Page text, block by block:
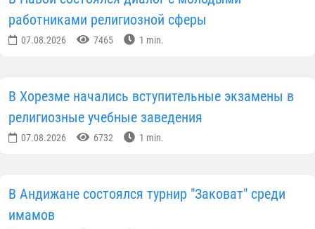
работниками религиозной сферы
07.08.2026 7465 1 min.
В Хорезме начались вступительные экзамены в
религиозные учебные заведения
07.08.2026 6732 1 min.
В Андижане состоялся турнир "Заковат" среди
имамов